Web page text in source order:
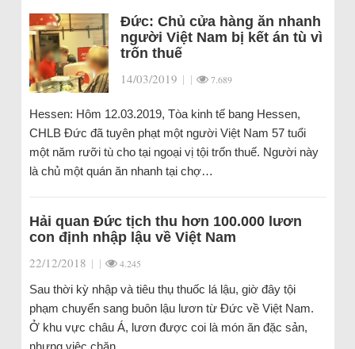
Đức: Chủ cửa hàng ăn nhanh
người Việt Nam bị kết án tù vì
trốn thuế
14/03/2019 | | 7.689
Hessen: Hôm 12.03.2019, Tòa kinh tế bang Hessen,
CHLB Đức đã tuyên phạt một người Việt Nam 57 tuổi
một năm rưỡi tù cho tại ngoại vị tội trốn thuế. Người này
là chủ một quán ăn nhanh tại chợ…
Hải quan Đức tịch thu hơn 100.000 lươn
con định nhập lậu về Việt Nam
22/12/2018 | | 4.245
Sau thời kỳ nhập và tiêu thụ thuốc lá lậu, giờ đây tội
phạm chuyển sang buôn lậu lươn từ Đức về Việt Nam.
Ở khu vực châu Á, lươn được coi là món ăn đặc sản,
nhưng việc chăn…